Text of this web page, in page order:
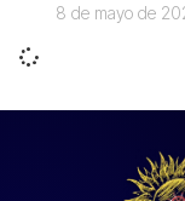
8 de mayo de